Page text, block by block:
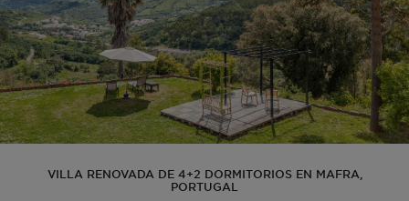
VILLA RENOVADA DE 4+2 DORMITORIOS EN MAFRA,
PORTUGAL
Fuera del mercado
Todas las propiedades